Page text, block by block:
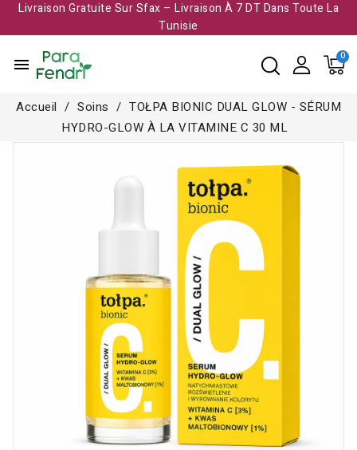
Livraison Gratuite Sur Sfax – Livraison À 7 DT Dans Toute La
Tunisie​
menu
Accueil Soins
TOŁPA BIONIC DUAL GLOW - SÉRUM
HYDRO-GLOW À LA VITAMINE C 30 ML